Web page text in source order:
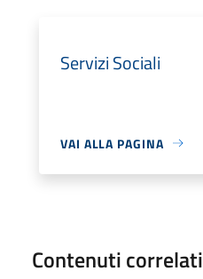
Servizi Sociali
VAI ALLA PAGINA
Contenuti correlati